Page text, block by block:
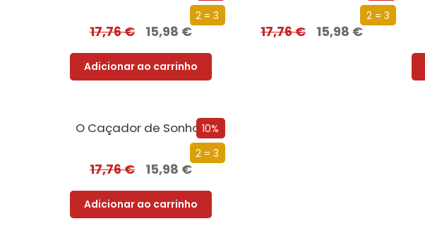
2 = 3
17,76€ 15,98 €
Adicionar ao carrinho
2 = 3
17,76€ 15,98 €
10%
2 = 3
O Caçador de Sonhos
17,76€ 15,98 €
Adicionar ao carrinho